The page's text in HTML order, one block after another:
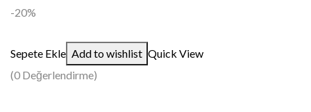
-20%
Sepete Ekle Add to wishlist Quick View
(0 Değerlendirme)